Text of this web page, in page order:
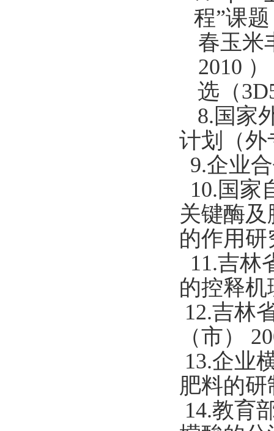
程”课
春玉米
2010
选（
8.国家
计划（外
9.企业
10.国家
关键酶
的作用研
11.吉林
的控释机
12.吉林
（市）
13.企业
肥料的研
14.教育